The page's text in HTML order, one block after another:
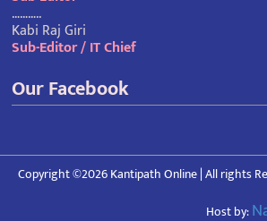
………..
Kabi Raj Giri
Sub-Editor / IT Chief
Our Facebook
Copyright ©2026 Kantipath Online | All rights
Host by: